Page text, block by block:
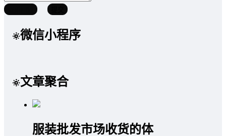
微信小程序
文章聚合
服装批发市场收货的体